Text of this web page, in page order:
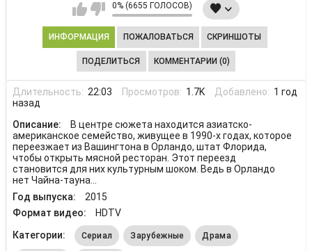
0% (6655 ГОЛОСОВ)
ИНФОРМАЦИЯ ПОЖАЛОВАТЬСЯ СКРИНШОТЫ
ПОДЕЛИТЬСЯ КОММЕНТАРИИ (0)
Длительность: 22:03 Просмотров: 1.7K Добавлено: 1 год
назад
Описание:
В центре сюжета находится азиатско-
американское семейство, живущее в 1990-х годах, которое
переезжает из Вашингтона в Орландо, штат Флорида,
чтобы открыть мясной ресторан. Этот переезд
становится для них культурным шоком. Ведь в Орландо
нет Чайна-тауна...
Год выпуска:
2015
Формат видео:
HDTV
Категории:
Сериал Зарубежные Драма